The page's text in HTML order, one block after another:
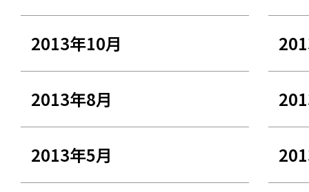
2013年10月
2013年8月
2013年5月